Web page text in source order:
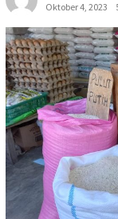
Oktober 4, 2023